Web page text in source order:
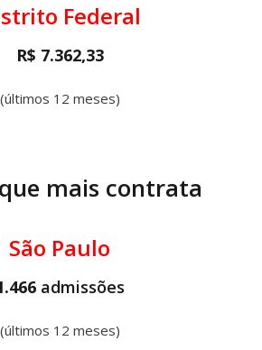
Federal
R$ 7.362,33
(últimos 12 meses)
mais contrata
São Paulo
admissões
(últimos 12 meses)